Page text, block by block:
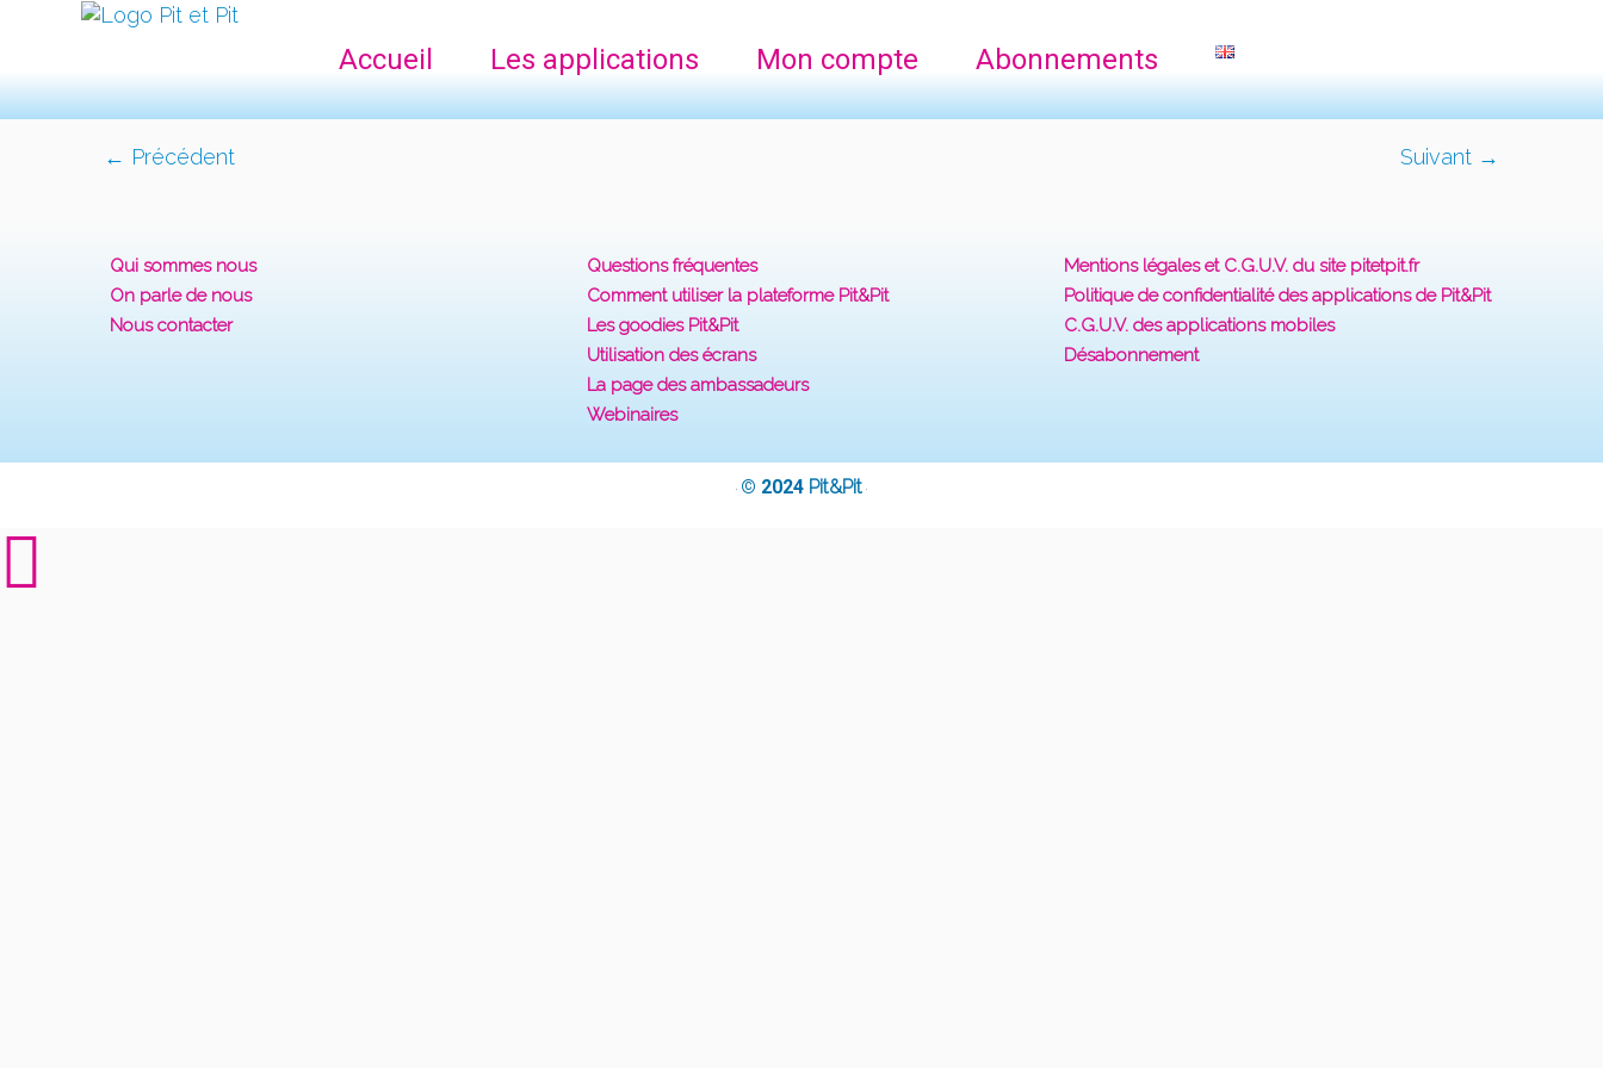
Accueil Les applications Mon compte Abonnements
← Précédent Suivant →
Qui sommes nous
On parle de nous
Nous contacter
Questions fréquentes
Comment utiliser la plateforme Pit&Pit
Les goodies Pit&Pit
Utilisation des écrans
La page des ambassadeurs
Webinaires
Mentions légales et C.G.U.V. du site pitetpit.fr
Politique de confidentialité des applications de Pit&Pit
C.G.U.V. des applications mobiles
Désabonnement
· © 2024 Pit&Pit ·